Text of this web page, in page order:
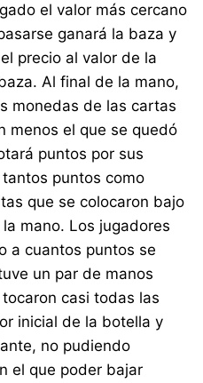
el valor más cercano
ganará la baza y
precio al valor de la
Al final de la mano,
monedas de las cartas
menos el que se quedó
puntos por sus
puntos como
que se colocaron bajo
mano. Los jugadores
a cuantos puntos se
un par de manos
casi todas las
inicial de la botella y
no pudiendo
el que poder bajar